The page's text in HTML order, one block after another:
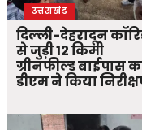
उत्तराखंड
दिल्ली-देहरादून
से जुड़ी 12 किमी
ग्रीनफील्ड बाईपास
डीएम ने किया